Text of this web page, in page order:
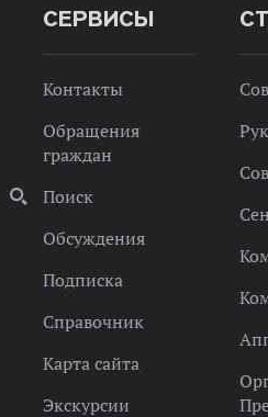
СЕРВИСЫ
Контакты
Обращения
граждан
Поиск
Обсуждения
Подписка
Справочник
Карта сайта
Экскурсии